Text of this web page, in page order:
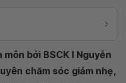
bởi BSCK I Nguyễn
chăm sóc giảm nhẹ,